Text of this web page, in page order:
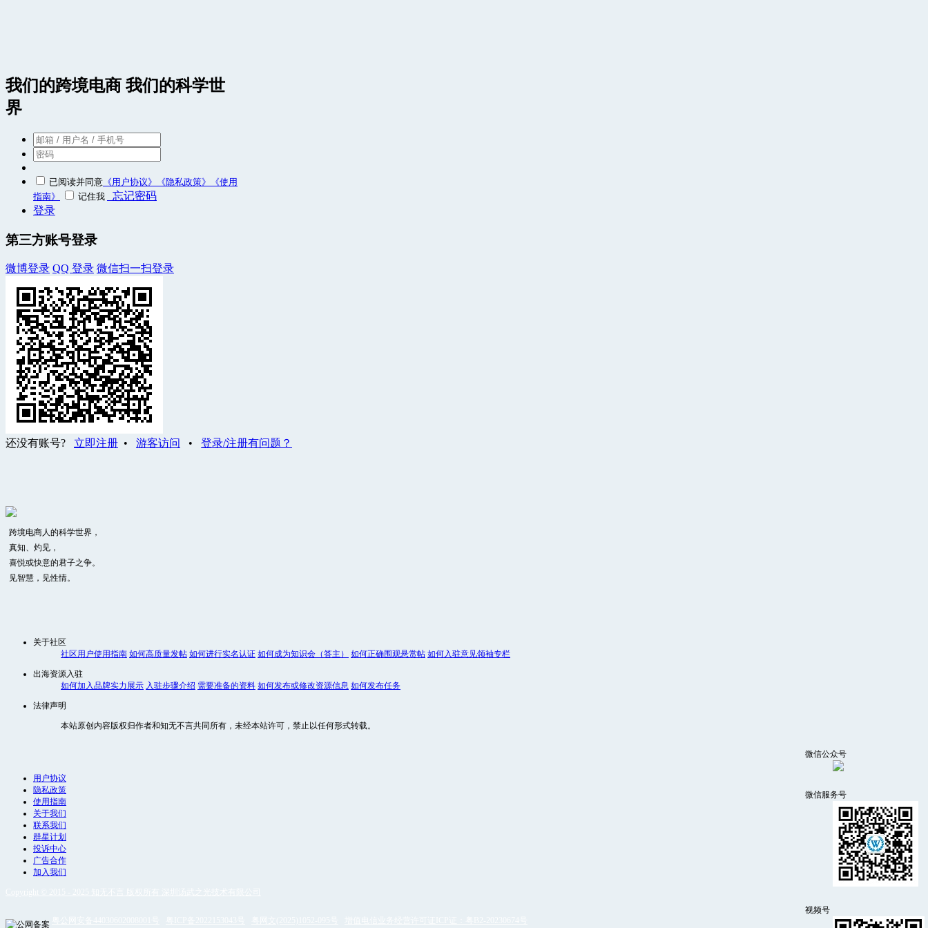
我们的跨境电商 我们的科学世
界
已阅读并同意 《用户协议》 《隐私政策》
《使用
指南》
记住我
忘记密码
登录
第三方账号登录
微博登录 QQ 登录 微信扫一扫登录
还没有账号? 立即注册 • 游客访问 • 登录/注册有问题？
跨境电商人的科学世界，
真知、灼见，
喜悦或快意的君子之争。
见智慧，见性情。
关于社区
社区用户使用指南 如何高质量发帖 如何进行实名认证 如何成为知识会（答主） 如何正确围观悬赏帖 如何入驻意见领袖专栏
出海资源入驻
如何加入品牌实力展示 入驻步骤介绍 需要准备的资料 如何发布或修改资源信息 如何发布任务
法律声明
本站原创内容版权归作者和知无不言共同所有，未经本站许可，禁止以任何形式转载。
微信公众号
微信服务号
视频号
用户协议
隐私政策
使用指南
关于我们
联系我们
群星计划
投诉中心
广告合作
加入我们